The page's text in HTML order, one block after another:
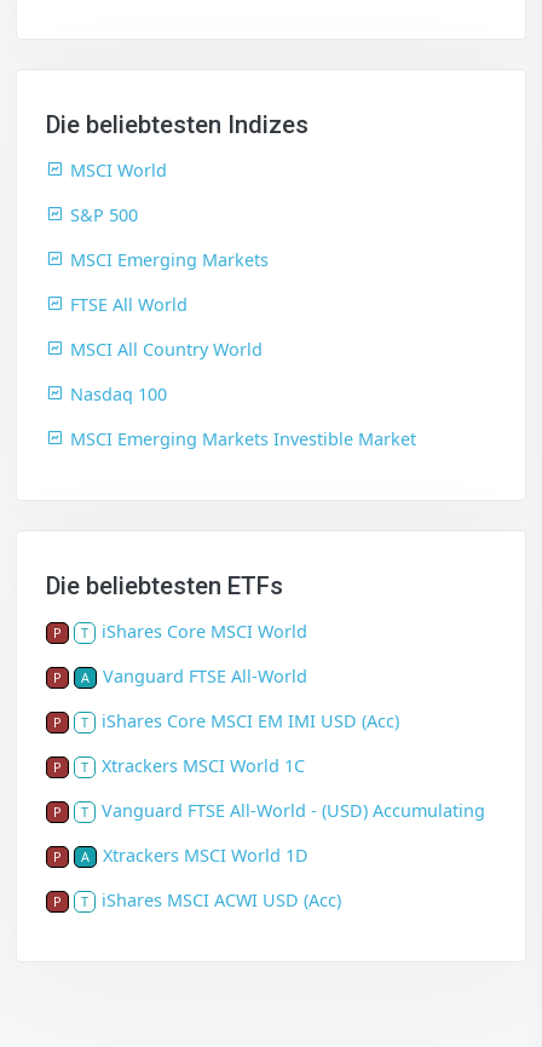
Die beliebtesten Indizes
MSCI World
S&P 500
MSCI Emerging Markets
FTSE All World
MSCI All Country World
Nasdaq 100
MSCI Emerging Markets Investible Market
Die beliebtesten ETFs
P T iShares Core MSCI World
P A Vanguard FTSE All-World
P T iShares Core MSCI EM IMI USD (Acc)
P T Xtrackers MSCI World 1C
P T Vanguard FTSE All-World - (USD) Accumulating
P A Xtrackers MSCI World 1D
P T iShares MSCI ACWI USD (Acc)